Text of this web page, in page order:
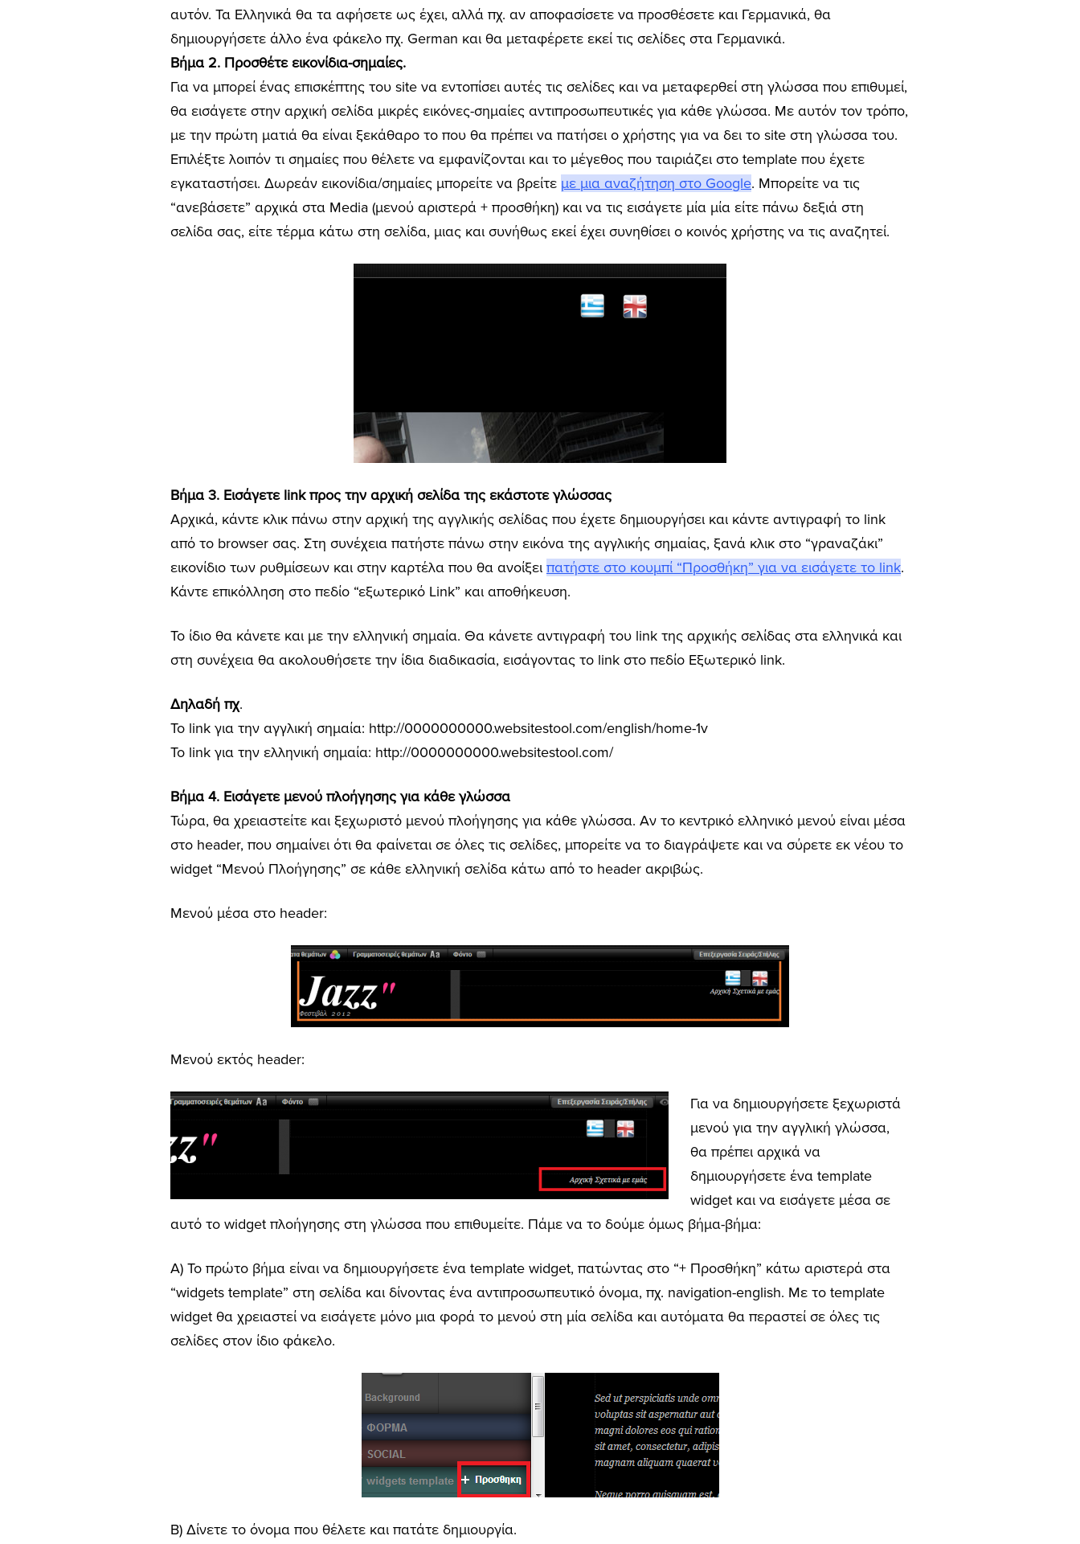
αυτόν. Τα Ελληνικά θα τα αφήσετε ως έχει, αλλά πχ. αν αποφασίσετε να προσθέσετε και Γερμανικά, θα
δημιουργήσετε άλλο ένα φάκελο πχ. German και θα μεταφέρετε εκεί τις σελίδες στα Γερμανικά.
Βήμα 2. Προσθέτε εικονίδια-σημαίες.
Για να μπορεί ένας επισκέπτης του site να εντοπίσει αυτές τις σελίδες και να μεταφερθεί στη γλώσσα που επιθυμεί,
θα εισάγετε στην αρχική σελίδα μικρές εικόνες-σημαίες αντιπροσωπευτικές για κάθε γλώσσα. Με αυτόν τον τρόπο,
με την πρώτη ματιά θα είναι ξεκάθαρο το που θα πρέπει να πατήσει ο χρήστης για να δει το site στη γλώσσα του.
Επιλέξτε λοιπόν τι σημαίες που θέλετε να εμφανίζονται και το μέγεθος που ταιριάζει στο template που έχετε
εγκαταστήσει. Δωρεάν εικονίδια/σημαίες μπορείτε να βρείτε με μια αναζήτηση στο Google. Μπορείτε να τις
“ανεβάσετε” αρχικά στα Media (μενού αριστερά + προσθήκη) και να τις εισάγετε μία μία είτε πάνω δεξιά στη
σελίδα σας, είτε τέρμα κάτω στη σελίδα, μιας και συνήθως εκεί έχει συνηθίσει ο κοινός χρήστης να τις αναζητεί.
Βήμα 3. Εισάγετε link προς την αρχική σελίδα της εκάστοτε γλώσσας
Αρχικά, κάντε κλικ πάνω στην αρχική της αγγλικής σελίδας που έχετε δημιουργήσει και κάντε αντιγραφή το link
από το browser σας. Στη συνέχεια πατήστε πάνω στην εικόνα της αγγλικής σημαίας, ξανά κλικ στο “γραναζάκι”
εικονίδιο των ρυθμίσεων και στην καρτέλα που θα ανοίξει πατήστε στο κουμπί “Προσθήκη” για να εισάγετε το link.
Κάντε επικόλληση στο πεδίο “εξωτερικό Link” και αποθήκευση.
Το ίδιο θα κάνετε και με την ελληνική σημαία. Θα κάνετε αντιγραφή του link της αρχικής σελίδας στα ελληνικά και
στη συνέχεια θα ακολουθήσετε την ίδια διαδικασία, εισάγοντας το link στο πεδίο Εξωτερικό link.
Δηλαδή πχ.
Το link για την αγγλική σημαία: http://0000000000.websitestool.com/english/home-1v
Το link για την ελληνική σημαία: http://0000000000.websitestool.com/
Βήμα 4. Εισάγετε μενού πλοήγησης για κάθε γλώσσα
Τώρα, θα χρειαστείτε και ξεχωριστό μενού πλοήγησης για κάθε γλώσσα. Αν το κεντρικό ελληνικό μενού είναι μέσα
στο header, που σημαίνει ότι θα φαίνεται σε όλες τις σελίδες, μπορείτε να το διαγράψετε και να σύρετε εκ νέου το
widget “Μενού Πλοήγησης” σε κάθε ελληνική σελίδα κάτω από το header ακριβώς.
Μενού μέσα στο header:
Μενού εκτός header:
Για να δημιουργήσετε ξεχωριστά
μενού για την αγγλική γλώσσα,
θα πρέπει αρχικά να
δημιουργήσετε ένα template
widget και να εισάγετε μέσα σε
αυτό το widget πλοήγησης στη γλώσσα που επιθυμείτε. Πάμε να το δούμε όμως βήμα-βήμα:
Α) Το πρώτο βήμα είναι να δημιουργήσετε ένα template widget, πατώντας στο “+ Προσθήκη” κάτω αριστερά στα
“widgets template” στη σελίδα και δίνοντας ένα αντιπροσωπευτικό όνομα, πχ. navigation-english. Mε το template
widget θα χρειαστεί να εισάγετε μόνο μια φορά το μενού στη μία σελίδα και αυτόματα θα περαστεί σε όλες τις
σελίδες στον ίδιο φάκελο.
B) Δίνετε το όνομα που θέλετε και πατάτε δημιουργία.